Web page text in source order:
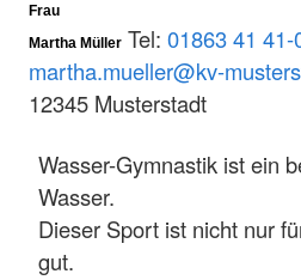
Frau
Martha Müller Tel: 01863 41 41-
martha.mueller@kv-
12345 Musterstadt
Wasser-Gymnastik ist ein
Wasser.
Dieser Sport ist nicht nur
gut.